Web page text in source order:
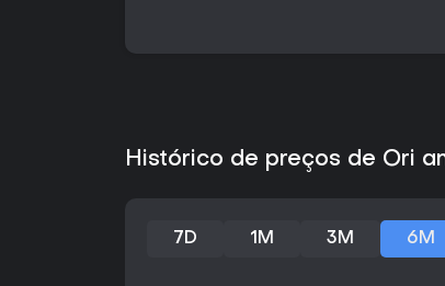
Histórico de preços de Ori
7D 1M 3M 6M